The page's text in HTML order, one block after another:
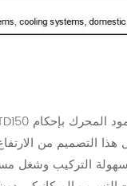
التصميم من
التركيب وشغل